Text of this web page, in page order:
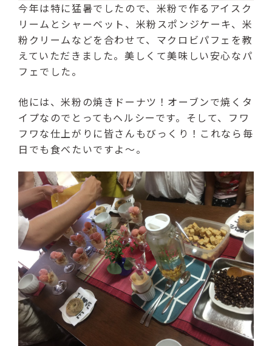
今年は特に猛暑でしたので、米粉で作るアイスク
リームとシャーベット、米粉スポンジケーキ、米
粉クリームなどを合わせて、マクロビパフェを教
えていただきました。美しくて美味しい安心なパ
フェでした。
他には、米粉の焼きドーナツ！オーブンで焼くタ
イプなのでとってもヘルシーです。そして、フワ
フワな仕上がりに皆さんもびっくり！これなら毎
日でも食べたいですよ～。